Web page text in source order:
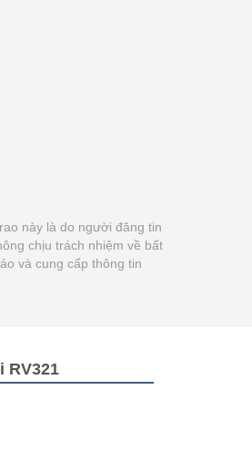
này là do người đăng tin
chịu trách nhiệm về bất
và cung cấp thông tin
RV321